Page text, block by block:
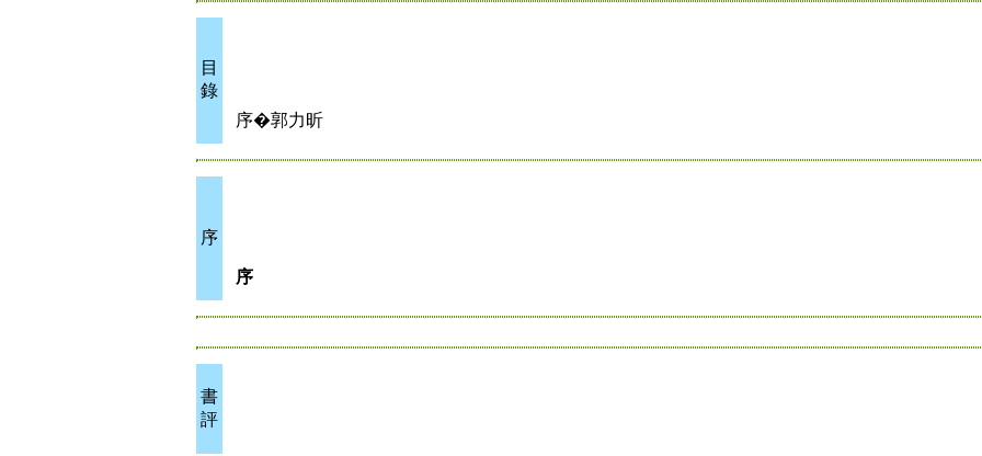
目
錄
序�郭力昕
序
序
書
評